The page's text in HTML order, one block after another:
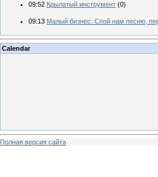
09:52 Крылатый инструмент (0)
09:13 Малый бизнес: Спой нам песню,
Calendar
Полная версия сайта